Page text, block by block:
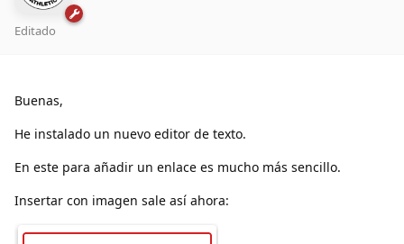
Editado
Buenas,
He instalado un nuevo editor de texto.
En este para añadir un enlace es mucho más sencillo.
Insertar con imagen sale así ahora: